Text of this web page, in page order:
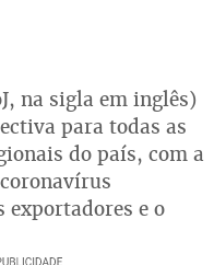
na sigla em inglês)
para todas as
do país, com a
exportadores e o